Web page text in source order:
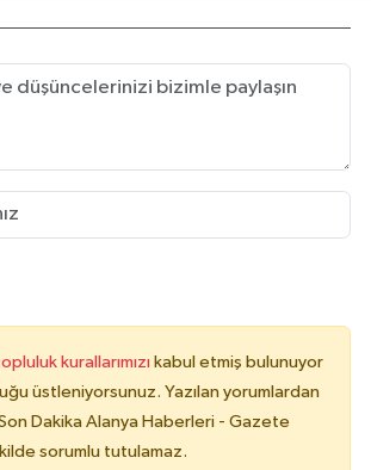
kurallarımızı kabul etmiş bulunuyor
üstleniyorsunuz. Yazılan yorumlardan
Dakika Alanya Haberleri - Gazete
sorumlu tutulamaz.